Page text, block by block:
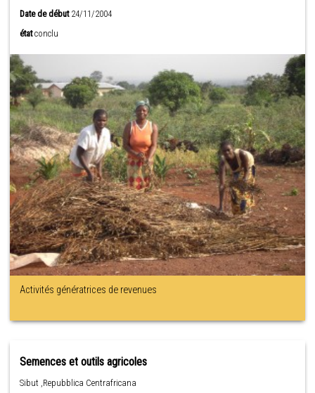
Date de début24/11/2004
état conclu
Activités génératrices de revenues
Semences et outils agricoles
Sibut ,Repubblica Centrafricana